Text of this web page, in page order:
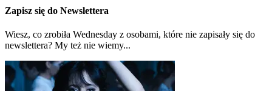
Zapisz się do Newslettera
Wiesz, co zrobiła Wednesday z osobami, które nie zapisały się do
newslettera? My też nie wiemy...